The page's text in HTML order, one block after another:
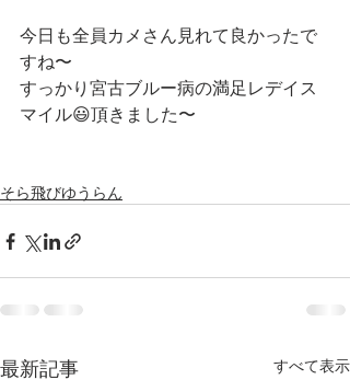
今日も全員カメさん見れて良かったで
すね〜
すっかり宮古ブルー病の満足レデイス
マイル😃頂きました〜
そら飛びゆうらん
最新記事 すべて表示